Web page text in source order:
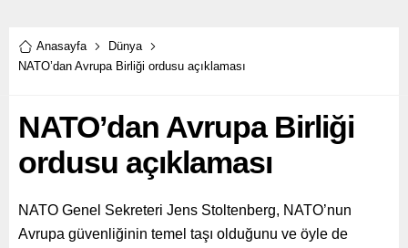
Anasayfa
Dünya
NATO’dan Avrupa Birliği ordusu açıklaması
NATO’dan Avrupa Birliği
ordusu açıklaması
NATO Genel Sekreteri Jens Stoltenberg, NATO’nun
Avrupa güvenliğinin temel taşı olduğunu ve öyle de